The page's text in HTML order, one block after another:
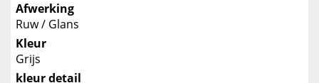
Afwerking
Ruw / Glans
Kleur
Grijs
kleur detail